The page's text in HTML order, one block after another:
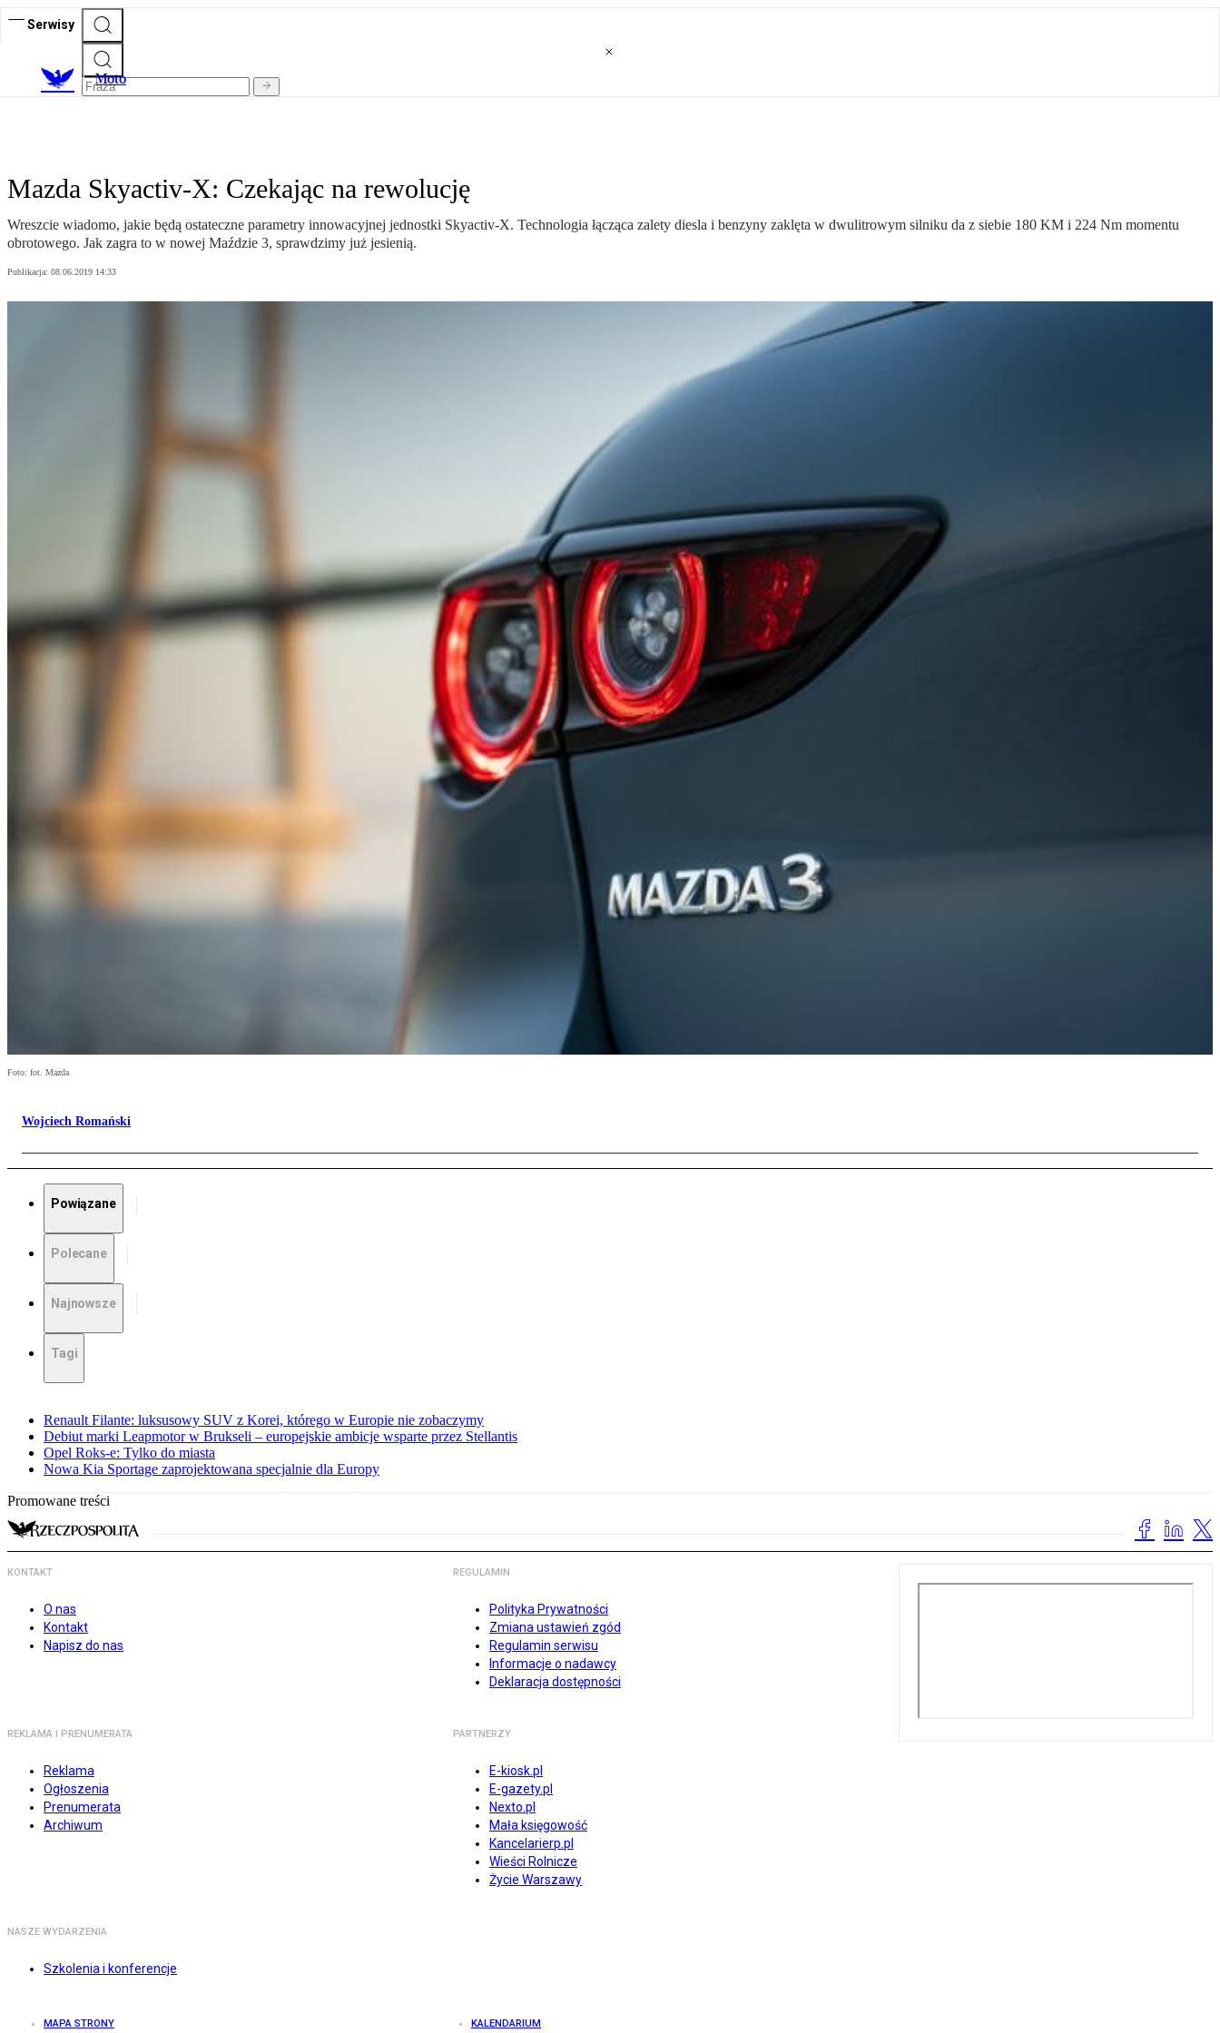
Serwisy
Moto
Mazda Skyactiv-X: Czekając na rewolucję
Wreszcie wiadomo, jakie będą ostateczne parametry innowacyjnej jednostki Skyactiv-X. Technologia łącząca zalety diesla i benzyny zaklęta w dwulitrowym silniku da z siebie 180 KM i 224 Nm momentu
obrotowego. Jak zagra to w nowej Maździe 3, sprawdzimy już jesienią.
Publikacja: 08.06.2019 14:33
Foto: fot. Mazda
Wojciech Romański
Powiązane
Polecane
Najnowsze
Tagi
Renault Filante: luksusowy SUV z Korei, którego w Europie nie zobaczymy
Debiut marki Leapmotor w Brukseli – europejskie ambicje wsparte przez Stellantis
Opel Roks-e: Tylko do miasta
Nowa Kia Sportage zaprojektowana specjalnie dla Europy
Promowane treści
KONTAKT
O nas
Kontakt
Napisz do nas
REGULAMIN
Polityka Prywatności
Zmiana ustawień zgód
Regulamin serwisu
Informacje o nadawcy
Deklaracja dostępności
REKLAMA I PRENUMERATA
Reklama
Ogłoszenia
Prenumerata
Archiwum
PARTNERZY
E-kiosk.pl
E-gazety.pl
Nexto.pl
Mała księgowość
Kancelarierp.pl
Wieści Rolnicze
Życie Warszawy
NASZE WYDARZENIA
Szkolenia i konferencje
MAPA STRONY KALENDARIUM